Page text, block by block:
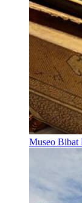
Museo Bibat